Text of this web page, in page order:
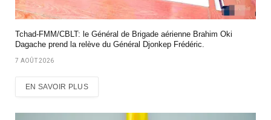
Tchad-FMM/CBLT: le Général de Brigade aérienne Brahim Oki
Dagache prend la relève du Général Djonkep Frédéric.
7 AOÛT 2026
EN SAVOIR PLUS